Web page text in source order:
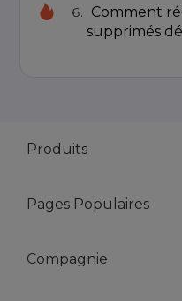
Comment
supprimés
Produits
Pages Populaires
Compagnie